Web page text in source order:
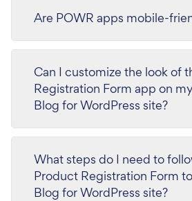
Are POWR apps mobile-
Can I customize the look of
Registration Form app on my Perfect
Blog for WordPress site?
What steps do I need to
Product Registration Form to my Perfect
Blog for WordPress site?